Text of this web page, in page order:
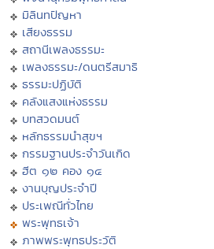
มิลินทปัญหา
เสียงธรรม
สถานีเพลงธรรมะ
เพลงธรรมะ/ดนตรีสมาธิ
ธรรมะปฏิบัติ
คลังแสงแห่งธรรม
บทสวดมนต์
หลักธรรมนำสุขฯ
กรรมฐานประจำวันเกิด
ฮีต ๑๒ คอง ๑๔
งานบุญประจำปี
ประเพณีทั่วไทย
พระพุทธเจ้า
ภาพพระพุทธประวัติ